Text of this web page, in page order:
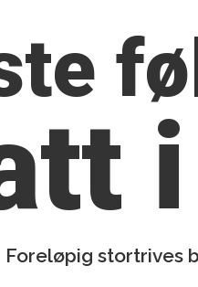
Foreløpig stortrives